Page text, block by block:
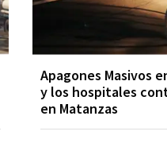
Apagones Masivos
y los hospitales
en Matanzas